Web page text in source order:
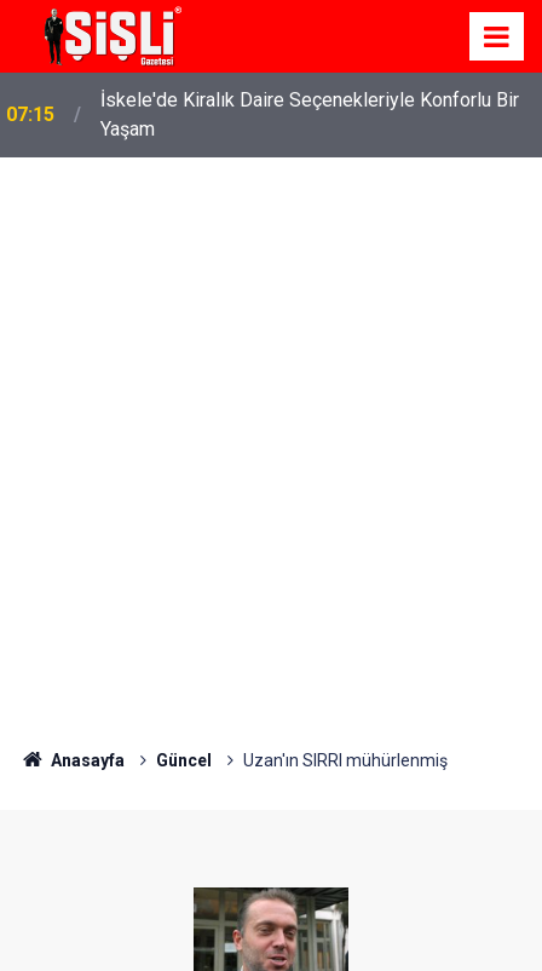
07:15
İskele'de Kiralık Daire Seçenekleriyle Konforlu Bir
Yaşam
Anasayfa Güncel Uzan'ın SIRRI mühürlenmiş